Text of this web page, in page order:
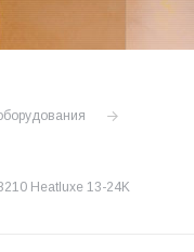
Heatluxe 13-24K